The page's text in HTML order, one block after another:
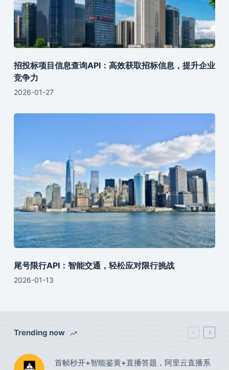
招投标项目信息查询API：高效获取招标信息，提升企业
竞争力
2026-01-27
尾号限行API：智能交通，轻松应对限行挑战
2026-01-13
Trending now
首帧秒开+智能鉴黄+直播答题，阿里云直播系